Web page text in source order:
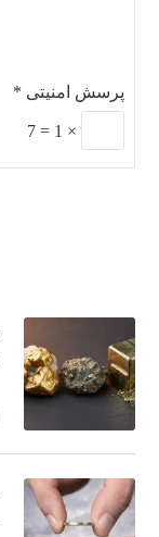
پرسش امنیتی *
×
1
=
7